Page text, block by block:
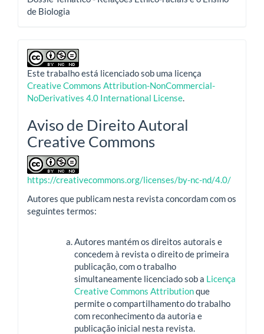
de Biologia
Este trabalho está licenciado sob uma licença
Creative Commons Attribution-NonCommercial-
NoDerivatives 4.0 International License.
Aviso de Direito Autoral
Creative Commons
https://creativecommons.org/licenses/by-nc-nd/4.0/
Autores que publicam nesta revista concordam com os
seguintes termos:
Autores mantém os direitos autorais e
concedem à revista o direito de primeira
publicação, com o trabalho
simultaneamente licenciado sob a Licença
Creative Commons Attributionque
permite o compartilhamento do trabalho
com reconhecimento da autoria e
publicação inicial nesta revista.